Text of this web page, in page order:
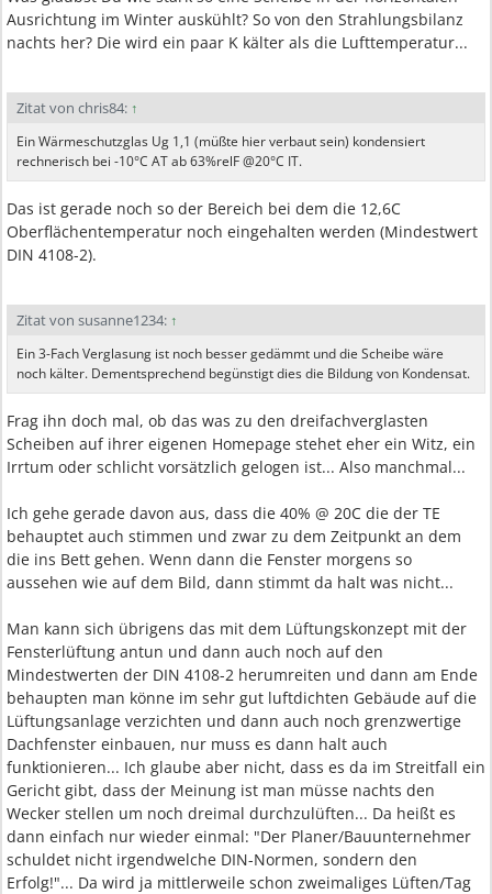
Ausrichtung im Winter auskühlt? So von den Strahlungsbilanz
nachts her? Die wird ein paar K kälter als die Lufttemperatur...
Zitat von chris84: ↑
Ein Wärmeschutzglas Ug 1,1 (müßte hier verbaut sein) kondensiert
rechnerisch bei -10°C AT ab 63%relF @20°C IT.
Das ist gerade noch so der Bereich bei dem die 12,6C
Oberflächentemperatur noch eingehalten werden (Mindestwert
DIN 4108-2).
Zitat von susanne1234: ↑
Ein 3-Fach Verglasung ist noch besser gedämmt und die Scheibe wäre
noch kälter. Dementsprechend begünstigt dies die Bildung von Kondensat.
Frag ihn doch mal, ob das was zu den dreifachverglasten
Scheiben auf ihrer eigenen Homepage stehet eher ein Witz, ein
Irrtum oder schlicht vorsätzlich gelogen ist... Also manchmal...
Ich gehe gerade davon aus, dass die 40% @ 20C die der TE
behauptet auch stimmen und zwar zu dem Zeitpunkt an dem
die ins Bett gehen. Wenn dann die Fenster morgens so
aussehen wie auf dem Bild, dann stimmt da halt was nicht...
Man kann sich übrigens das mit dem Lüftungskonzept mit der
Fensterlüftung antun und dann auch noch auf den
Mindestwerten der DIN 4108-2 herumreiten und dann am Ende
behaupten man könne im sehr gut luftdichten Gebäude auf die
Lüftungsanlage verzichten und dann auch noch grenzwertige
Dachfenster einbauen, nur muss es dann halt auch
funktionieren... Ich glaube aber nicht, dass es da im Streitfall ein
Gericht gibt, dass der Meinung ist man müsse nachts den
Wecker stellen um noch dreimal durchzulüften... Da heißt es
dann einfach nur wieder einmal: "Der Planer/Bauunternehmer
schuldet nicht irgendwelche DIN-Normen, sondern den
Erfolg!"... Da wird ja mittlerweile schon zweimaliges Lüften/Tag